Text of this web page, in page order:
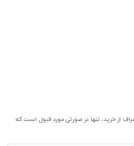
از خرید، تنها در صورتی مورد قبول است که